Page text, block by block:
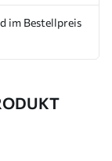
im Bestellpreis